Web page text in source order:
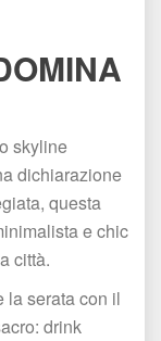
skyline
dichiarazione
questa
e chic
città.
la serata con il
drink